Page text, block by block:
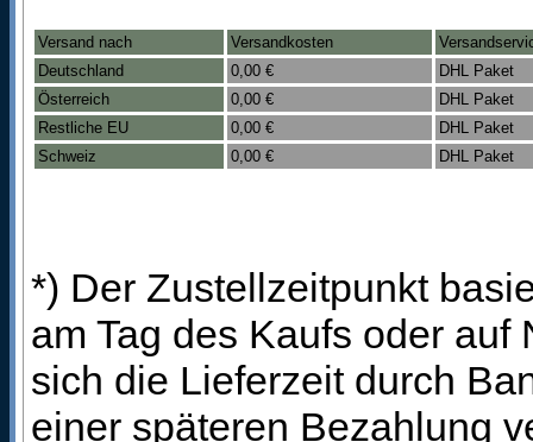
Versand nach Versandkosten
Deutschland
0,00 €
DHL Paket
Österreich
0,00 €
DHL Paket
Restliche EU
0,00 €
DHL Paket
Schweiz
0,00 € DHL Paket
*) Der Zustellzeitpunkt
am Tag des Kaufs oder
sich die Lieferzeit durch
einer späteren Bezahlung